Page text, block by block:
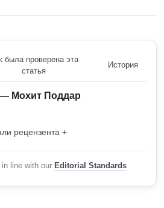
была проверена эта
статья
История
Мохит Поддар
рецензента +
line with our Editorial Standards